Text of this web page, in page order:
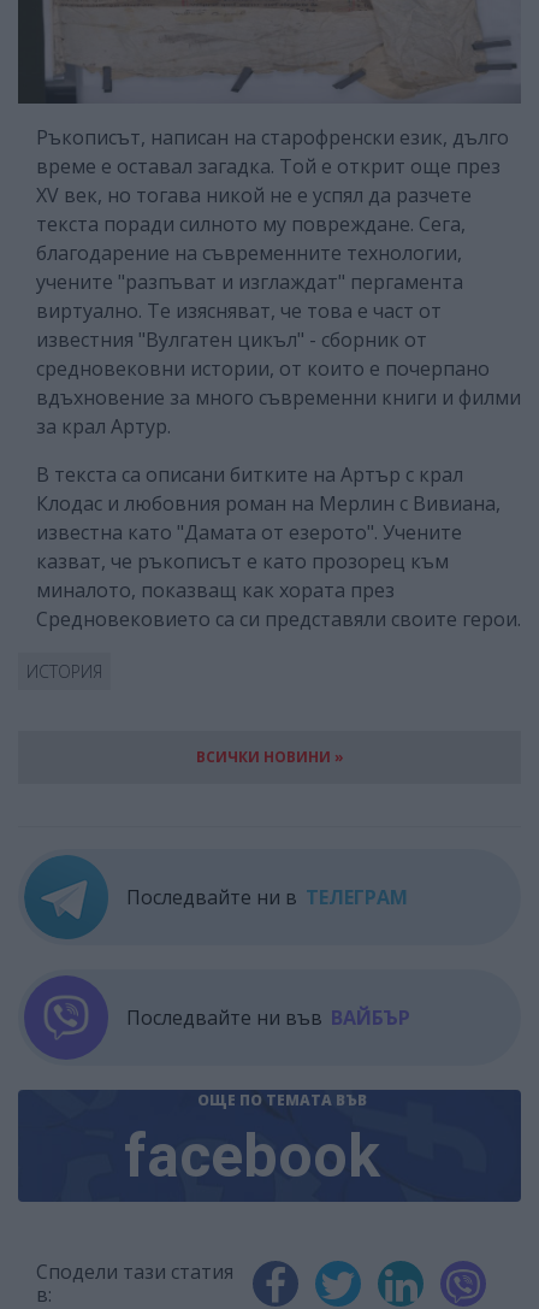
Ръкописът, написан на старофренски език, дълго
време е оставал загадка. Той е открит още през
XV век, но тогава никой не е успял да разчете
текста поради силното му повреждане. Сега,
благодарение на съвременните технологии,
учените "разпъват и изглаждат" пергамента
виртуално. Те изясняват, че това е част от
известния "Вулгатен цикъл" - сборник от
средновековни истории, от които е почерпано
вдъхновение за много съвременни книги и филми
за крал Артур.
В текста са описани битките на Артър с крал
Клодас и любовния роман на Мерлин с Вивиана,
известна като "Дамата от езерото". Учените
казват, че ръкописът е като прозорец към
миналото, показващ как хората през
Средновековието са си представяли своите герои.
ИСТОРИЯ
ВСИЧКИ НОВИНИ »
Последвайте ни в ТЕЛЕГРАМ
Последвайте ни във ВАЙБЪР
ОЩЕ ПО ТЕМАТА ВЪВ
facebook
Сподели тази статия
в: